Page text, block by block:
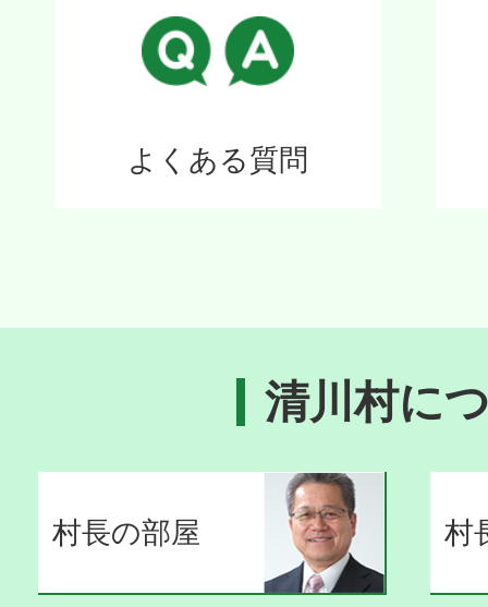
よくある質問
清川村に
村長の部屋 村